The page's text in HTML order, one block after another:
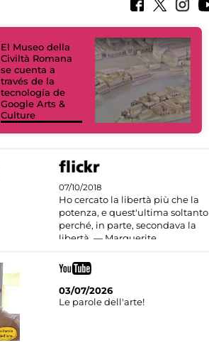
El Museo della
Civiltà Romana
se cuenta a
través de la
tecnología de
Google Arts &
Culture
07/10/2018
Ho cercato la libertà più che la
potenza, e quest'ultima soltanto
perché, in parte, secondava la
libertà. — Marguerite
03/07/2026
Le parole dell'arte!